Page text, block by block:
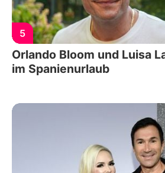
5
Orlando Bloom und Luisa
im Spanienurlaub